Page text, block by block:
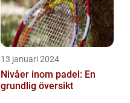
13 januari 2024
Nivåer inom padel: En
grundlig översikt